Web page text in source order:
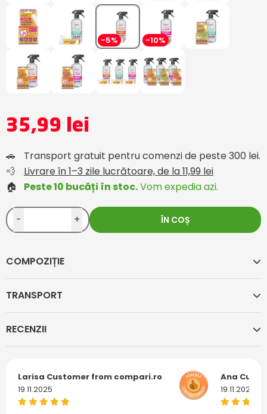
COMPOZIȚIE
TRANSPORT
RECENZII
Larisa Customer from compari.ro
19.11.2025
Ana
19.11.2025
-5% -10%
35,99 lei
🚗
Transport gratuit pentru comenzi de peste 300 lei.
💨
Livrare în 1–3 zile lucrătoare, de la 11,99 lei
🏠
Peste 10 bucăți în stoc.Vom expedia azi.
- + ÎN COȘ